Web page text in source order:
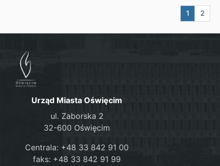
Aktualna
1 2
Urząd Miasta Oświęcim
ul. Zaborska 2
32-600 Oświęcim
Centrala: +48 33 842 91 00
faks: +48 33 842 91 99